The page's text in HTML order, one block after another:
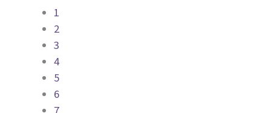
1
2
3
4
5
6